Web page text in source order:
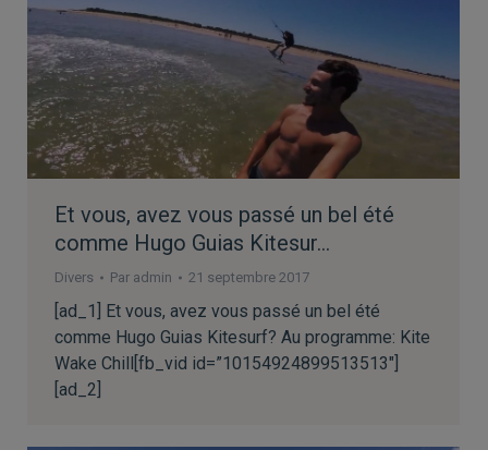
Et vous, avez vous passé un bel été
comme Hugo Guias Kitesur…
Divers Par admin 21 septembre 2017
[ad_1] Et vous, avez vous passé un bel été
comme Hugo Guias Kitesurf? Au programme: Kite
Wake Chill[fb_vid id=”10154924899513513″]
[ad_2]